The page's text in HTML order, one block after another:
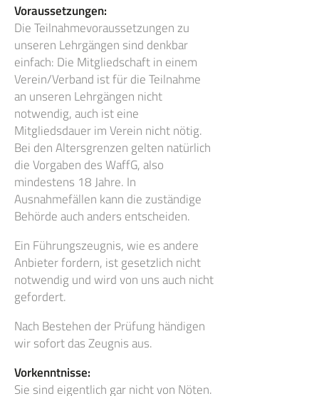
Voraussetzungen:
Die Teilnahmevoraussetzungen zu
unseren Lehrgängen sind denkbar
einfach: Die Mitgliedschaft in einem
Verein/Verband ist für die Teilnahme
an unseren Lehrgängen nicht
notwendig, auch ist eine
Mitgliedsdauer im Verein nicht nötig.
Bei den Altersgrenzen gelten natürlich
die Vorgaben des WaffG, also
mindestens 18 Jahre. In
Ausnahmefällen kann die zuständige
Behörde auch anders entscheiden.
Ein Führungszeugnis, wie es andere
Anbieter fordern, ist gesetzlich nicht
notwendig und wird von uns auch nicht
gefordert.
Nach Bestehen der Prüfung händigen
wir sofort das Zeugnis aus.
Vorkenntnisse:
Sie sind eigentlich gar nicht von Nöten.